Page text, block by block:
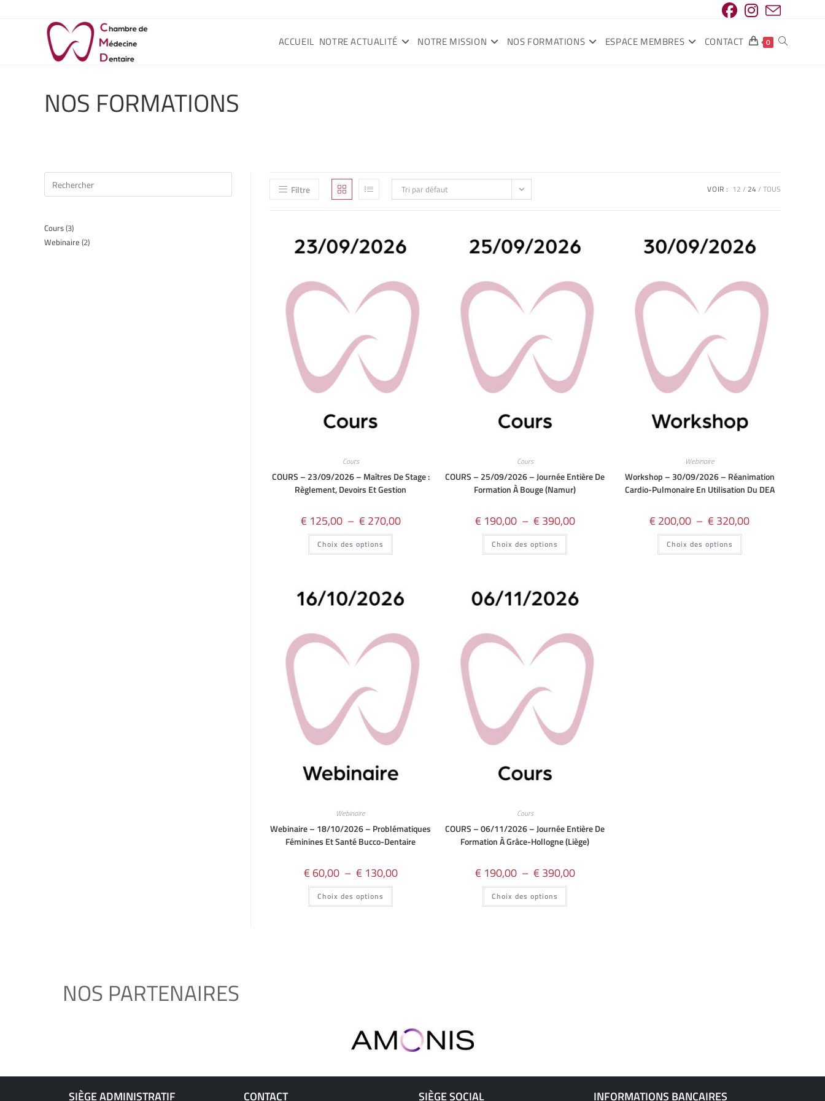
ACCUEIL NOTRE ACTUALITÉ NOTRE MISSION NOS FORMATIONS ESPACE MEMBRES CONTACT 0
NOS FORMATIONS
Filtre Tri par défaut VOIR : 12 24 TOUS
Cours
COURS – 23/09/2026 – Maîtres De Stage :
Règlement, Devoirs Et Gestion
€125,00 – €270,00
Choix des options
Cours
COURS – 25/09/2026 – Journée Entière De
Formation À Bouge (Namur)
€190,00 – €390,00
Choix des options
Webinaire
Workshop – 30/09/2026 – Réanimation
Cardio-Pulmonaire En Utilisation Du DEA
€200,00 – €320,00
Choix des options
Webinaire
Webinaire – 18/10/2026 – Problématiques
Féminines Et Santé Bucco-Dentaire
€60,00 – €130,00
Choix des options
Cours
COURS – 06/11/2026 – Journée Entière De
Formation À Grâce-Hollogne (Liège)
€190,00 – €390,00
Choix des options
Cours 3
Webinaire 2
NOS PARTENAIRES
SIÈGE ADMINISTRATIF CONTACT SIÈGE SOCIAL INFORMATIONS BANCAIRES